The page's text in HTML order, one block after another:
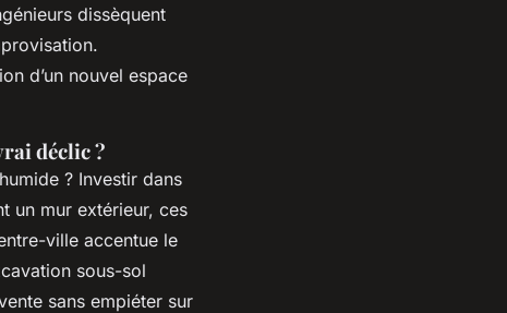
dissèquent
d’un nouvel espace
déclic ?
? Investir dans
un mur extérieur, ces
ville accentue le
sous-sol
sans empiéter sur